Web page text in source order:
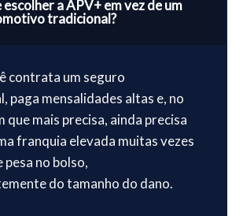
escolher a APV+ em vez de um
tradicional?
contrata um seguro
paga mensalidades altas e, no
que mais precisa, ainda precisa
franquia elevada muitas vezes
pesa no bolso,
do tamanho do dano.